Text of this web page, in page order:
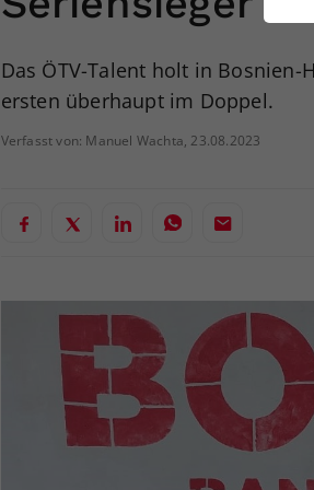
Das ÖTV-Talent holt in
ersten überhaupt im Doppel.
Verfasst von: Manuel Wachta, 23.08.2023